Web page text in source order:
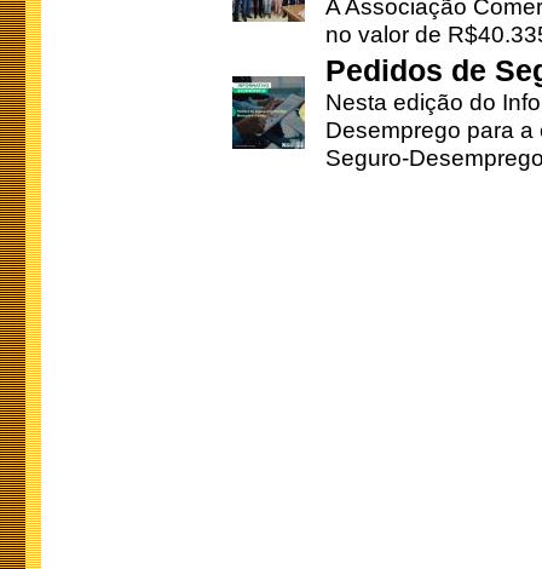
A Associação
no valor de
Pedidos de
Nesta edição do
Desemprego para
Seguro-